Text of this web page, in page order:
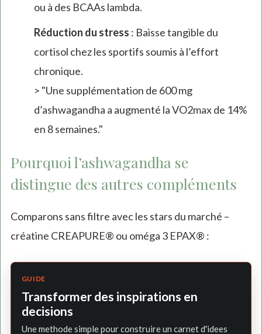
ou à des BCAAs lambda.
Réduction du stress : Baisse tangible du
cortisol chez les sportifs soumis à l’effort
chronique.
> "Une supplémentation de 600 mg
d’ashwagandha a augmenté la VO2max de 14%
en 8 semaines."
Pourquoi l’ashwagandha se
distingue des autres compléments
Comparons sans filtre avec les stars du marché –
créatine CREAPURE® ou oméga 3 EPAX® :
GUIDE
Transformer des inspirations en
decisions
Une methode simple pour construire un carnet d'idees